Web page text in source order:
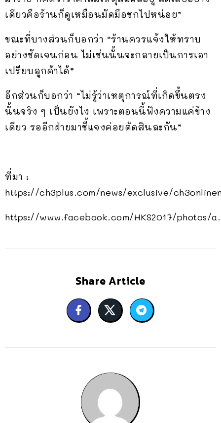
เดียวคือร้านก็ดูเหมือนมัดมือชกไปหน่อย”
ขณะที่บางส่วนก็บอกว่า “ร้านควรแจ้งให้ทราบ
อย่างชัดเจนก่อน ไม่เช่นนั้นจะกลายเป็นการเอา
เปรียบลูกค้าได้”
อีกส่วนก็บอกว่า “ไม่รู้ว่าเหตุการณ์ที่เกิดขึ้นตรง
นั้นจริง ๆ เป็นยังไง เพราะตอนนี้ฟังความแค่ข้าง
เดียว รออีกฝ่ายมาชี้แจงค่อยตัดสินละกัน”
ที่มา :
https://ch3plus.com/news/exclusive/
https://www.facebook.com/HKS2017/photos/
Share Article